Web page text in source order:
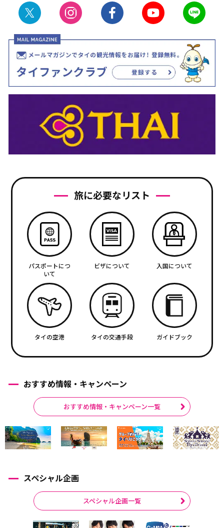
旅に必要なリスト
パスポートにつ
いて
ビザについて 入国について
タイの空港 タイの交通手段 ガイドブック
おすすめ情報・キャンペーン
おすすめ情報・キャンペーン一覧
スペシャル企画
スペシャル企画一覧